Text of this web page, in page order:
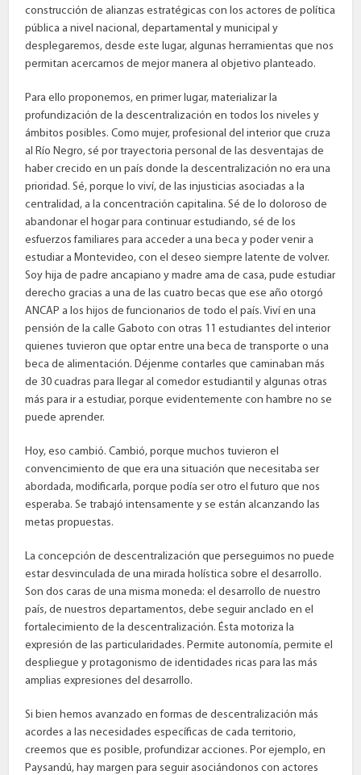
construcción de alianzas estratégicas con los actores de política
pública a nivel nacional, departamental y municipal y
desplegaremos, desde este lugar, algunas herramientas que nos
permitan acercarnos de mejor manera al objetivo planteado.
Para ello proponemos, en primer lugar, materializar la
profundización de la descentralización en todos los niveles y
ámbitos posibles. Como mujer, profesional del interior que cruza
al Río Negro, sé por trayectoria personal de las desventajas de
haber crecido en un país donde la descentralización no era una
prioridad. Sé, porque lo viví, de las injusticias asociadas a la
centralidad, a la concentración capitalina. Sé de lo doloroso de
abandonar el hogar para continuar estudiando, sé de los
esfuerzos familiares para acceder a una beca y poder venir a
estudiar a Montevideo, con el deseo siempre latente de volver.
Soy hija de padre ancapiano y madre ama de casa, pude estudiar
derecho gracias a una de las cuatro becas que ese año otorgó
ANCAP a los hijos de funcionarios de todo el país. Viví en una
pensión de la calle Gaboto con otras 11 estudiantes del interior
quienes tuvieron que optar entre una beca de transporte o una
beca de alimentación. Déjenme contarles que caminaban más
de 30 cuadras para llegar al comedor estudiantil y algunas otras
más para ir a estudiar, porque evidentemente con hambre no se
puede aprender.
Hoy, eso cambió. Cambió, porque muchos tuvieron el
convencimiento de que era una situación que necesitaba ser
abordada, modificarla, porque podía ser otro el futuro que nos
esperaba. Se trabajó intensamente y se están alcanzando las
metas propuestas.
La concepción de descentralización que perseguimos no puede
estar desvinculada de una mirada holística sobre el desarrollo.
Son dos caras de una misma moneda: el desarrollo de nuestro
país, de nuestros departamentos, debe seguir anclado en el
fortalecimiento de la descentralización. Ésta motoriza la
expresión de las particularidades. Permite autonomía, permite el
despliegue y protagonismo de identidades ricas para las más
amplias expresiones del desarrollo.
Si bien hemos avanzado en formas de descentralización más
acordes a las necesidades específicas de cada territorio,
creemos que es posible, profundizar acciones. Por ejemplo, en
Paysandú, hay margen para seguir asociándonos con actores